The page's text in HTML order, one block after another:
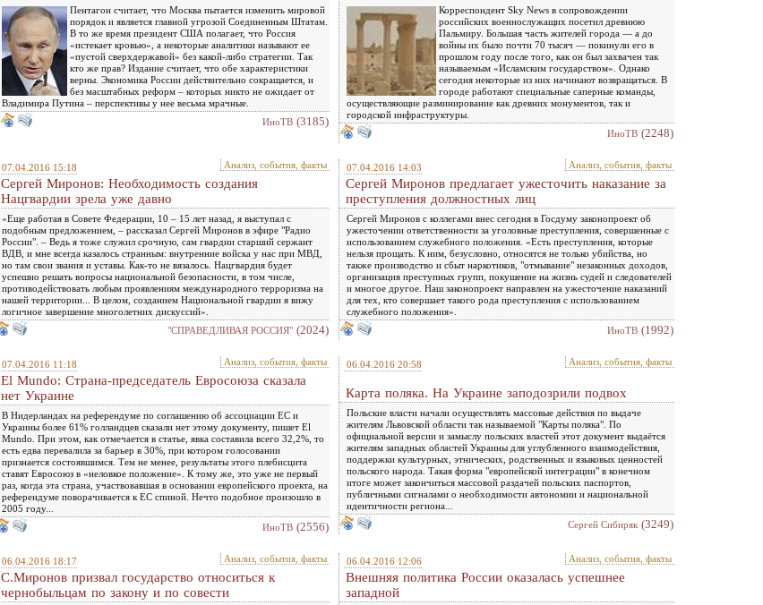
Пентагон считает, что Москва пытается изменить мировой
порядок и является главной угрозой Соединенным Штатам.
В то же время президент США полагает, что Россия
«истекает кровью», а некоторые аналитики называют ее
«пустой сверхдержавой» без какой-либо стратегии. Так
кто же прав? Издание считает, что обе характеристики
верны. Экономика России действительно сокращается, и
без масштабных реформ – которых никто не ожидает от
Владимира Путина – перспективы у нее весьма мрачные.
ИноТВ (3185)
Корреспондент Sky News в сопровождении
российских военнослужащих посетил древнюю
Пальмиру. Большая часть жителей города — а до
войны их было почти 70 тысяч — покинули его в
прошлом году после того, как он был захвачен так
называемым «Исламским государством». Однако
сегодня некоторые из них начинают возвращаться. В
городе работают специальные саперные команды,
осуществляющие разминирование как древних монументов, так и
городской инфраструктуры.
ИноТВ (2248)
07.04.2016 15:18 Анализ, события, факты
Сергей Миронов: Необходимость создания
Нацгвардии зрела уже давно
«Еще работая в Совете Федерации, 10 – 15 лет назад, я выступал с
подобным предложением, – рассказал Сергей Миронов в эфире "Радио
России". – Ведь я тоже служил срочную, сам гвардии старший сержант
ВДВ, и мне всегда казалось странным: внутренние войска у нас при МВД,
но там свои звания и уставы. Как-то не вязалось. Нацгвардия будет
успешно решать вопросы национальной безопасности, в том числе,
противодействовать любым проявлениям международного терроризма на
нашей территории... В целом, созданием Национальной гвардии я вижу
логичное завершение многолетних дискуссий».
"СПРАВЕДЛИВАЯ РОССИЯ" (2024)
07.04.2016 14:03 Анализ, события, факты
Сергей Миронов предлагает ужесточить наказание за
преступления должностных лиц
Сергей Миронов с коллегами внес сегодня в Госдуму законопроект об
ужесточении ответственности за уголовные преступления, совершенные с
использованием служебного положения. «Есть преступления, которые
нельзя прощать. К ним, безусловно, относятся не только убийства, но
также производство и сбыт наркотиков, "отмывание" незаконных доходов,
организация преступных групп, покушение на жизнь судей и следователей
и многое другое. Наш законопроект направлен на ужесточение наказаний
для тех, кто совершает такого рода преступления с использованием
служебного положения».
ИноТВ (1992)
07.04.2016 11:18 Анализ, события, факты
El Mundo: Страна-председатель Евросоюза сказала
нет Украине
В Нидерландах на референдуме по соглашению об ассоциации ЕС и
Украины более 61% голландцев сказали нет этому документу, пишет El
Mundo. При этом, как отмечается в статье, явка составила всего 32,2%, то
есть едва перевалила за барьер в 30%, при котором голосовании
признается состоявшимся. Тем не менее, результаты этого плебисцита
ставят Евросоюз в «неловкое положение». К тому же, это уже не первый
раз, когда эта страна, участвовавшая в основании европейского проекта, на
референдуме поворачивается к ЕС спиной. Нечто подобное произошло в
2005 году...
ИноТВ (2556)
06.04.2016 20:58 Анализ, события, факты
Карта поляка. На Украине заподозрили подвох
Польские власти начали осуществлять массовые действия по выдаче
жителям Львовской области так называемой "Карты поляка". По
официальной версии и замыслу польских властей этот документ выдаётся
жителям западных областей Украины для углубленного взаимодействия,
поддержки культурных, этнических, родственных и языковых ценностей
польского народа. Такая форма "европейской интеграции" в конечном
итоге может закончиться массовой раздачей польских паспортов,
публичными сигналами о необходимости автономии и национальной
идентичности региона...
Сергей Сибиряк (3249)
06.04.2016 18:17 Анализ, события, факты
С.Миронов призвал государство относиться к
чернобыльцам по закону и по совести
06.04.2016 12:06 Анализ, события, факты
Внешняя политика России оказалась успешнее
западной